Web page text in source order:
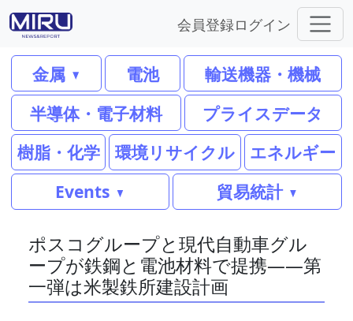
会員登録ログイン
金属 電池
輸送機器・機械
半導体・電子材料
プライスデータ
樹脂・化学
環境リサイクル
エネルギー
Events
貿易統計
ポスコグループと現代自動車グル
ープが鉄鋼と電池材料で提携――第
一弾は米製鉄所建設計画